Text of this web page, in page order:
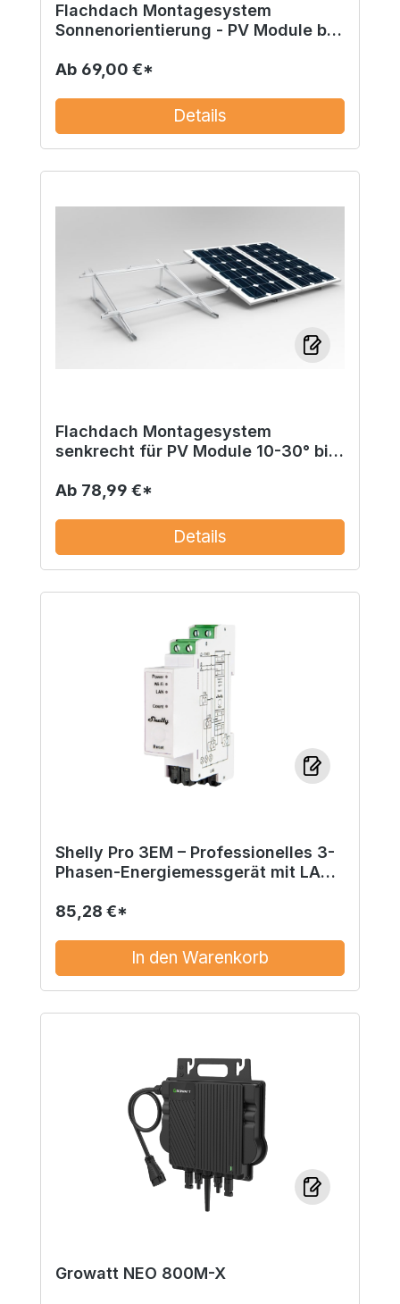
Flachdach Montagesystem
Sonnenorientierung - PV Module bis
Ab 69,00 €*
Details
Flachdach Montagesystem
senkrecht für PV Module 10-30° bis
Ab 78,99 €*
Details
Shelly Pro 3EM – Professionelles 3-
Phasen-Energiemessgerät mit LAN,
Unterstützung
85,28 €*
In den Warenkorb
Growatt NEO 800M-X